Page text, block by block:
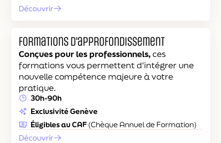
Découvrir
Formations d'approfondissement
Conçues pour les professionnels,ces
formations vous permettent d'intégrer une
nouvelle compétence majeure à votre
pratique.
30h-90h
Exclusivité Genève
Éligibles au CAF (Chèque Annuel de Formation)
Découvrir